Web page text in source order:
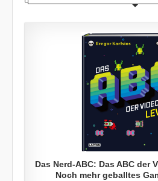
Das Nerd-ABC: Das ABC der
Noch mehr geballtes